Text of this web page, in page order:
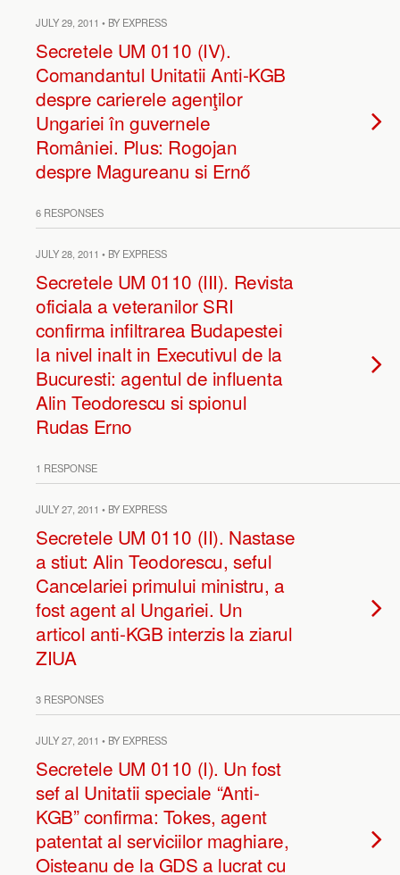
JULY 29, 2011 • BY EXPRESS
Secretele UM 0110 (IV).
Comandantul Unitatii Anti-KGB
despre carierele agenţilor
Ungariei în guvernele
României. Plus: Rogojan
despre Magureanu si Ernő
6 RESPONSES
JULY 28, 2011 • BY EXPRESS
Secretele UM 0110 (III). Revista
oficiala a veteranilor SRI
confirma infiltrarea Budapestei
la nivel inalt in Executivul de la
Bucuresti: agentul de influenta
Alin Teodorescu si spionul
Rudas Erno
1 RESPONSE
JULY 27, 2011 • BY EXPRESS
Secretele UM 0110 (II). Nastase
a stiut: Alin Teodorescu, seful
Cancelariei primului ministru, a
fost agent al Ungariei. Un
articol anti-KGB interzis la ziarul
ZIUA
3 RESPONSES
JULY 27, 2011 • BY EXPRESS
Secretele UM 0110 (I). Un fost
sef al Unitatii speciale “Anti-
KGB” confirma: Tokes, agent
patentat al serviciilor maghiare,
Oisteanu de la GDS a lucrat cu